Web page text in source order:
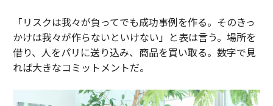
「リスクは我々が負ってでも成功事例を作る。そのきっ
かけは我々が作らないといけない」と表は言う。場所を
借り、人をパリに送り込み、商品を買い取る。数字で見
れば大きなコミットメントだ。